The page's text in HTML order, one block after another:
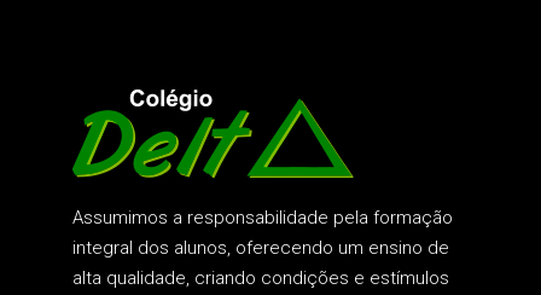
Assumimos a responsabilidade pela formação
integral dos alunos, oferecendo um ensino de
alta qualidade, criando condições e estímulos